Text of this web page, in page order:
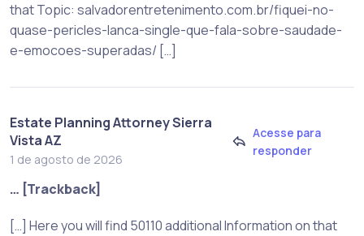
that Topic: salvadorentretenimento.com.br/fiquei-no-
quase-pericles-lanca-single-que-fala-sobre-saudade-
e-emocoes-superadas/ […]
Estate Planning Attorney Sierra
Vista AZ
1 de agosto de 2026
Acesse para
responder
… [Trackback]
[…] Here you will find 50110 additional Information on that